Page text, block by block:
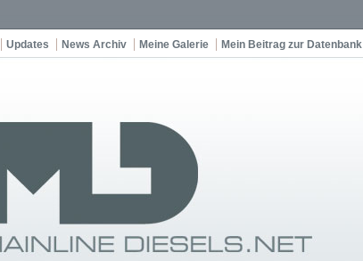
Updates News Archiv Meine Galerie Mein Beitrag zur Datenbank